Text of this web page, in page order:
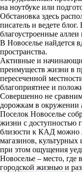
на ноутбуке или
Обстановка здесь
писатель и ведете
благоустроенные
В Новоселье найдется
пространства.
Активные и
преимуществ жизни в
пересеченной
благоприятнее и
Совершенно не
дорожкам в окружении
Поселок Новоселье
жизни с доступностью
близости к КАД можно
магазинов, культурных
при этом ощущения
Новоселье – место, где
городской жизнью и